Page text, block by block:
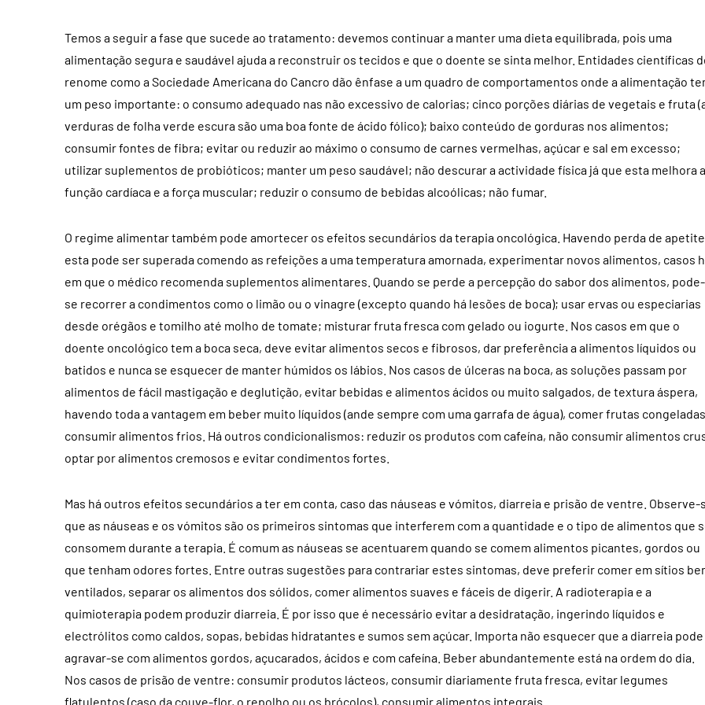
Temos a seguir a fase que sucede ao tratamento: devemos continuar a manter uma dieta equilibrada, pois uma
alimentação segura e saudável ajuda a reconstruir os tecidos e que o doente se sinta melhor. Entidades científicas
renome como a Sociedade Americana do Cancro dão ênfase a um quadro de comportamentos onde a alimentação
um peso importante: o consumo adequado nas não excessivo de calorias; cinco porções diárias de vegetais e fruta
verduras de folha verde escura são uma boa fonte de ácido fólico); baixo conteúdo de gorduras nos alimentos;
consumir fontes de fibra; evitar ou reduzir ao máximo o consumo de carnes vermelhas, açúcar e sal em excesso;
utilizar suplementos de probióticos; manter um peso saudável; não descurar a actividade física já que esta melhora a
função cardíaca e a força muscular; reduzir o consumo de bebidas alcoólicas; não fumar.
O regime alimentar também pode amortecer os efeitos secundários da terapia oncológica. Havendo perda de
esta pode ser superada comendo as refeições a uma temperatura amornada, experimentar novos alimentos, casos
em que o médico recomenda suplementos alimentares. Quando se perde a percepção do sabor dos alimentos, pode-
se recorrer a condimentos como o limão ou o vinagre (excepto quando há lesões de boca); usar ervas ou especiarias
desde orégãos e tomilho até molho de tomate; misturar fruta fresca com gelado ou iogurte. Nos casos em que o
doente oncológico tem a boca seca, deve evitar alimentos secos e fibrosos, dar preferência a alimentos líquidos ou
batidos e nunca se esquecer de manter húmidos os lábios. Nos casos de úlceras na boca, as soluções passam por
alimentos de fácil mastigação e deglutição, evitar bebidas e alimentos ácidos ou muito salgados, de textura áspera,
havendo toda a vantagem em beber muito líquidos (ande sempre com uma garrafa de água), comer frutas
consumir alimentos frios. Há outros condicionalismos: reduzir os produtos com cafeína, não consumir alimentos
optar por alimentos cremosos e evitar condimentos fortes.
Mas há outros efeitos secundários a ter em conta, caso das náuseas e vómitos, diarreia e prisão de ventre. Observe-
que as náuseas e os vómitos são os primeiros sintomas que interferem com a quantidade e o tipo de alimentos que
consomem durante a terapia. É comum as náuseas se acentuarem quando se comem alimentos picantes, gordos ou
que tenham odores fortes. Entre outras sugestões para contrariar estes sintomas, deve preferir comer em sítios
ventilados, separar os alimentos dos sólidos, comer alimentos suaves e fáceis de digerir. A radioterapia e a
quimioterapia podem produzir diarreia. É por isso que é necessário evitar a desidratação, ingerindo líquidos e
electrólitos como caldos, sopas, bebidas hidratantes e sumos sem açúcar. Importa não esquecer que a diarreia pode
agravar-se com alimentos gordos, açucarados, ácidos e com cafeína. Beber abundantemente está na ordem do dia.
Nos casos de prisão de ventre: consumir produtos lácteos, consumir diariamente fruta fresca, evitar legumes
flatulentos (caso da couve-flor, o repolho ou os brócolos), consumir alimentos integrais.